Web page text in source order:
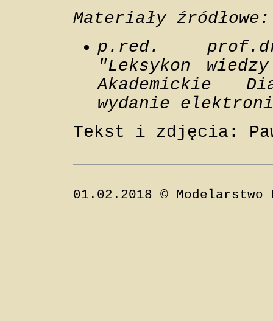
Materiały źródłowe:
p.red.
"Leksykon
Akademickie
wydanie
Tekst i zdjęcia:
01.02.2018 © Modelarstwo